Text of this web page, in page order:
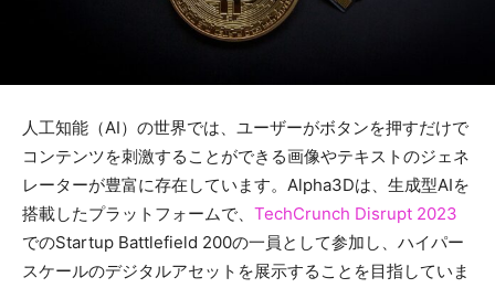
人工知能（AI）の世界では、ユーザーがボタンを押すだけで
コンテンツを刺激することができる画像やテキストのジェネ
レーターが豊富に存在しています。Alpha3Dは、生成型AIを
搭載したプラットフォームで、 TechCrunch Disrupt 2023
でのStartup Battlefield 200の一員として参加し、ハイパー
スケールのデジタルアセットを展示することを目指していま